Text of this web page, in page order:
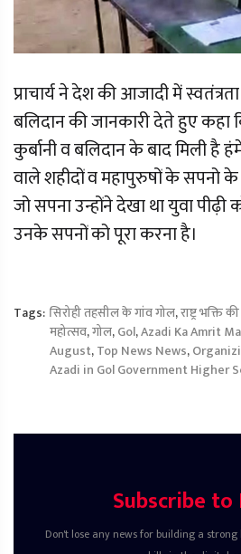
प्राचार्य ने देश की आजादी में
बलिदान की जानकारी देते हुए कहा
कुर्बानी व बलिदान के बाद मिली
वाले शहीदों व महापुरुषों के सपनो के
जो सपना उन्होंने देखा था युवा
उनके सपनों को पूरा करना है।
Tags: सिरोही तहसील के गांव गोल,राष्ट्र भक्ति
महोत्सव,गोल,Gol,Azadi Ka Amrit
August,Top News News,
Azadi in Gol Government Higher
Subscribe to
Don't lose any news for building a